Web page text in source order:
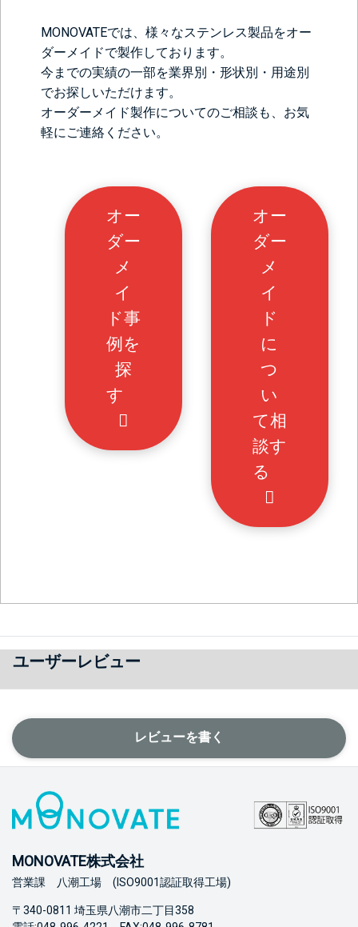
MONOVATEでは、様々なステンレス製品をオー
ダーメイドで製作しております。
今までの実績の一部を業界別・形状別・用途別
でお探しいただけます。
オーダーメイド製作についてのご相談も、お気
軽にご連絡ください。
オー
ダー
メ
イ
ド事
例を
探
す
オー
ダー
メ
イ
ド
に
つ
い
て相
談す
る
ユーザーレビュー
レビューを書く
MONOVATE株式会社
営業課 八潮工場 (ISO9001認証取得工場)
〒340-0811 埼玉県八潮市二丁目358